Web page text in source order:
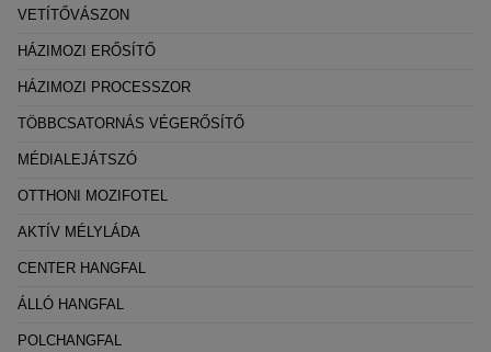
VETÍTŐVÁSZON
HÁZIMOZI ERŐSÍTŐ
HÁZIMOZI PROCESSZOR
TÖBBCSATORNÁS VÉGERŐSÍTŐ
MÉDIALEJÁTSZÓ
OTTHONI MOZIFOTEL
AKTÍV MÉLYLÁDA
CENTER HANGFAL
ÁLLÓ HANGFAL
POLCHANGFAL